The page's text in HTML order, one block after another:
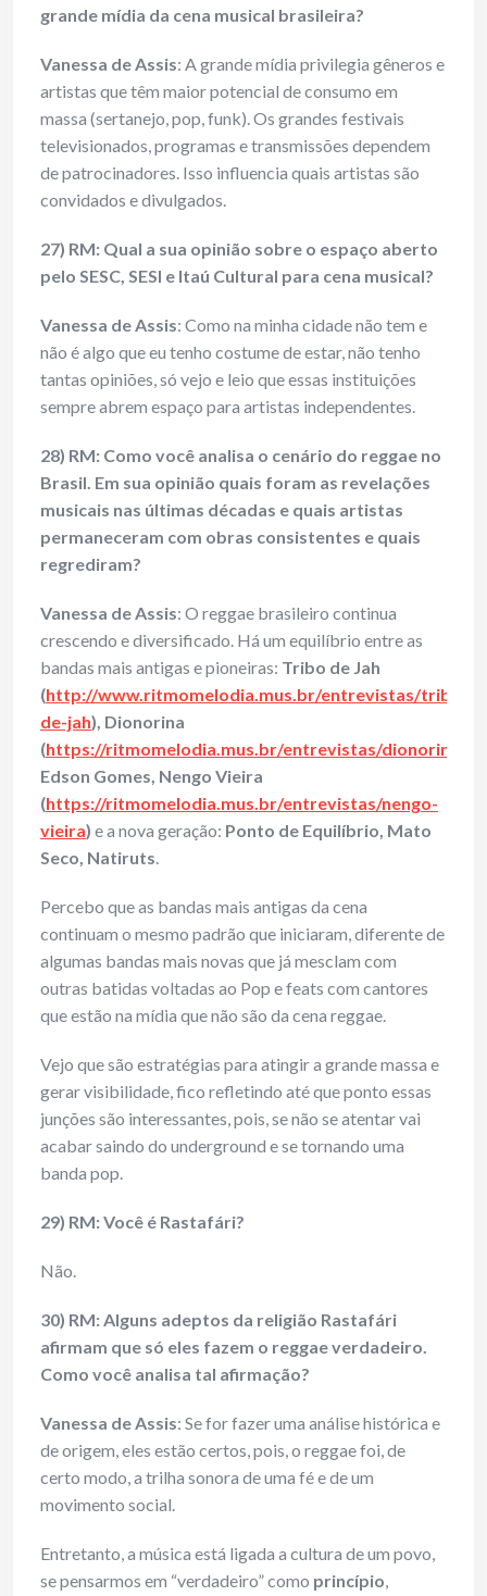
grande mídia da cena musical brasileira?
Vanessa de Assis: A grande mídia privilegia gêneros e
artistas que têm maior potencial de consumo em
massa (sertanejo, pop, funk). Os grandes festivais
televisionados, programas e transmissões dependem
de patrocinadores. Isso influencia quais artistas são
convidados e divulgados.
27) RM: Qual a sua opinião sobre o espaço aberto
pelo SESC, SESI e Itaú Cultural para cena musical?
Vanessa de Assis: Como na minha cidade não tem e
não é algo que eu tenho costume de estar, não tenho
tantas opiniões, só vejo e leio que essas instituições
sempre abrem espaço para artistas independentes.
28) RM: Como você analisa o cenário do reggae no
Brasil. Em sua opinião quais foram as revelações
musicais nas últimas décadas e quais artistas
permaneceram com obras consistentes e quais
regrediram?
Vanessa de Assis: O reggae brasileiro continua
crescendo e diversificado. Há um equilíbrio entre as
bandas mais antigas e pioneiras: Tribo de Jah
(http://www.ritmomelodia.mus.br/entrevistas/tribo-
de-jah), Dionorina
(https://ritmomelodia.mus.br/entrevistas/dionorina
Edson Gomes, Nengo Vieira
(https://ritmomelodia.mus.br/entrevistas/nengo-
vieira) e a nova geração: Ponto de Equilíbrio, Mato
Seco, Natiruts.
Percebo que as bandas mais antigas da cena
continuam o mesmo padrão que iniciaram, diferente de
algumas bandas mais novas que já mesclam com
outras batidas voltadas ao Pop e feats com cantores
que estão na mídia que não são da cena reggae.
Vejo que são estratégias para atingir a grande massa e
gerar visibilidade, fico refletindo até que ponto essas
junções são interessantes, pois, se não se atentar vai
acabar saindo do underground e se tornando uma
banda pop.
29) RM: Você é Rastafári?
Não.
30) RM: Alguns adeptos da religião Rastafári
afirmam que só eles fazem o reggae verdadeiro.
Como você analisa tal afirmação?
Vanessa de Assis: Se for fazer uma análise histórica e
de origem, eles estão certos, pois, o reggae foi, de
certo modo, a trilha sonora de uma fé e de um
movimento social.
Entretanto, a música está ligada a cultura de um povo,
se pensarmos em “verdadeiro” como princípio,